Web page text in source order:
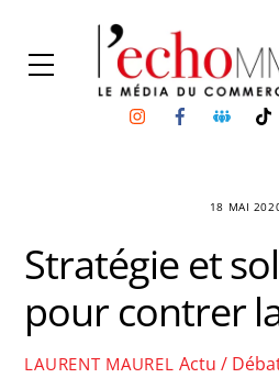
content
Menu
InstagramFacebook
18 MAI
Stratégie et
pour contrer
LAURENT MAUREL Actu /